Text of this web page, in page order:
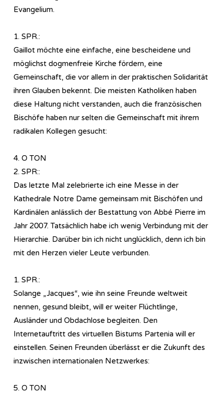
Evangelium.
1. SPR.:
Gaillot möchte eine einfache, eine bescheidene und
möglichst dogmenfreie Kirche fördern, eine
Gemeinschaft, die vor allem in der praktischen Solidarität
ihren Glauben bekennt. Die meisten Katholiken haben
diese Haltung nicht verstanden, auch die französischen
Bischöfe haben nur selten die Gemeinschaft mit ihrem
radikalen Kollegen gesucht:
4. O TON
2. SPR::
Das letzte Mal zelebrierte ich eine Messe in der
Kathedrale Notre Dame gemeinsam mit Bischöfen und
Kardinälen anlässlich der Bestattung von Abbé Pierre im
Jahr 2007. Tatsächlich habe ich wenig Verbindung mit der
Hierarchie. Darüber bin ich nicht unglücklich, denn ich bin
mit den Herzen vieler Leute verbunden.
1. SPR.:
Solange „Jacques“, wie ihn seine Freunde weltweit
nennen, gesund bleibt, will er weiter Flüchtlinge,
Ausländer und Obdachlose begleiten. Den
Internetauftritt des virtuellen Bistums Partenia will er
einstellen. Seinen Freunden überlässt er die Zukunft des
inzwischen internationalen Netzwerkes:
5. O TON